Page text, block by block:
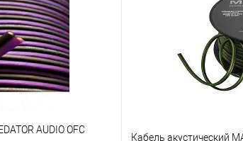
В избранное
AUDIO OFC
Кабель акустический